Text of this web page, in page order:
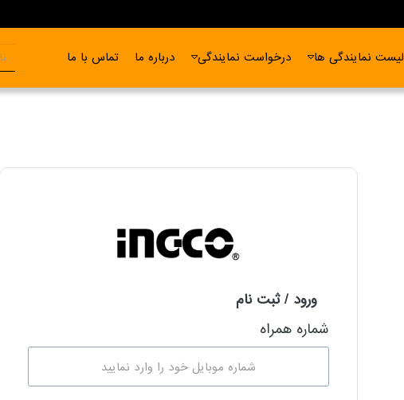
لیست نمایندگی ها درخواست نمایندگی درباره ما تماس با ما
ورود / ثبت نام
شماره همراه